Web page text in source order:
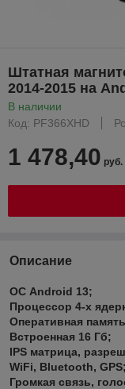
Штатная
2014-2015 на
В наличии
Код: PF366XHD
1 478,40 руб.
Описание
ОС Android 13;
Процессор 4-x
Оперативная
Встроенная 16 Гб;
IPS матрица,
WiFi, Bluetooth, GPS;
Громкая связь,